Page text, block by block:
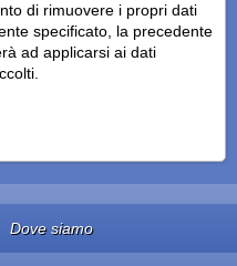
di rimuovere i propri dati
specificato, la precedente
ad applicarsi ai dati
Dove siamo